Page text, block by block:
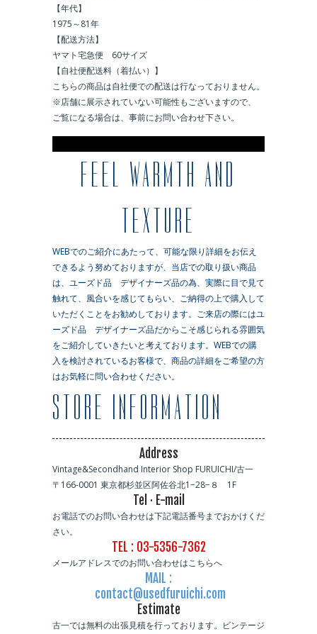
【年代】
1975～81年
【配送方法】
ヤマト宅急便 60サイズ
【自社便配送料（着払い）】
こちらの商品は自社便での配送は行なっておりません。
※店舗に展示されていない可能性もございますので、
ご覧になる場合は、事前にお問い合わせ下さい。
FEEL WARMTH AND
TEXTURE
WEBでのご紹介にあたって、可能な限り詳細をお伝え
できるよう努めておりますが、当店での取り扱い商品
は、ユーズド品 デザイナーズ品の為、実際に目で見て
触れて、風合いを感じてもらい、ご納得の上で購入して
いただくことをお勧めしております。ご来店の際にはユ
ーズド品 デザイナーズ品だからこそ感じられる雰囲気
をご紹介していきたいと考えております。WEBでの購
入を検討されているお客様で、商品の詳細をご希望の方
はお気軽に問い合わせください。
Address
Vintage&Secondhand Interior Shop FURUICHI/古一
〒166-0001 東京都杉並区阿佐谷北1−28−８ 1F
Tel · E-mail
お電話でのお問い合わせは下記電話番号までおかけくだ
さい。
TEL : 03-5356-7362
メールアドレスでのお問い合わせはこちらへ
MAIL :
contact@usedfuruichi.com
Estimate
古一では無料の出張見積を行っております。ビンテージ